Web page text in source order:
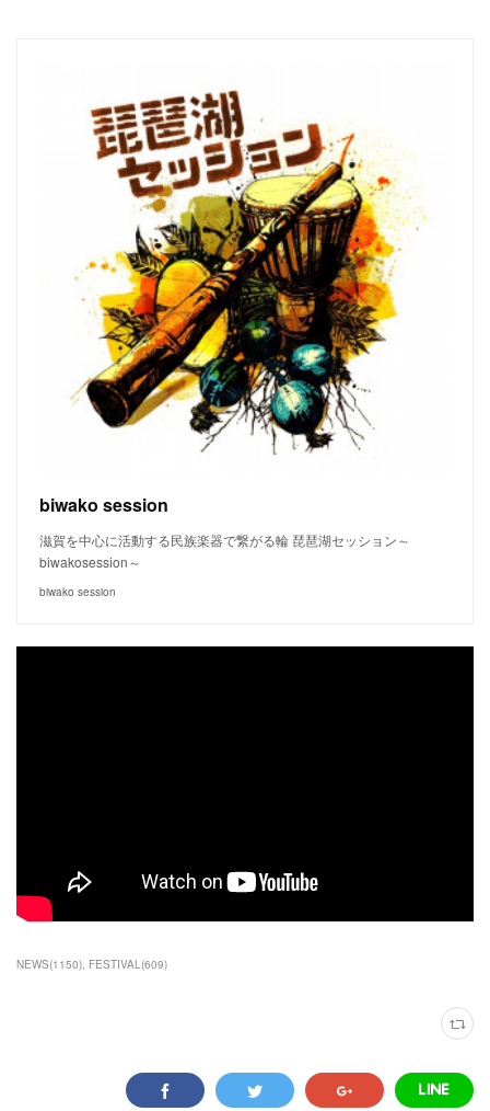
biwako session
滋賀を中心に活動する民族楽器で繋がる輪 琵琶湖セッション～
biwakosession～
biwako session
NEWS(1150) FESTIVAL (609)